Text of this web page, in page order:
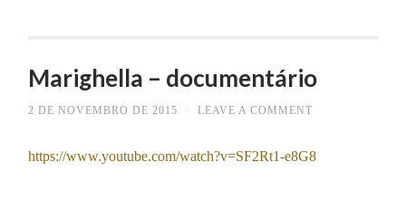
Marighella – documentário
2 DE NOVEMBRO DE 2015 LEAVE A COMMENT
https://www.youtube.com/watch?v=SF2Rt1-e8G8